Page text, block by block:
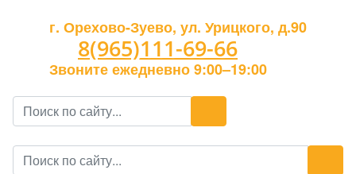
г. Орехово-Зуево, ул. Урицкого, д.90
8(965)111-69-66
Звоните ежедневно 9:00–19:00